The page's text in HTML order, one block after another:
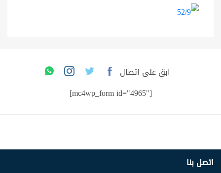
ابق على اتصال
[mc4wp_form id="4965"]
اتصل بنا